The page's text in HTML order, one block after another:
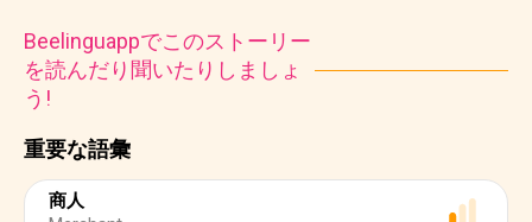
重要な語彙
商人
Beelinguappでこのストーリー
を読んだり聞いたりしましょ
う!